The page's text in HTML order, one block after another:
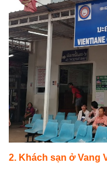
2. Khách sạn ở Vang